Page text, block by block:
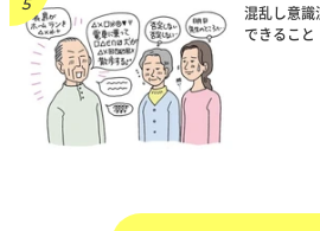
混乱し意識
できるこ